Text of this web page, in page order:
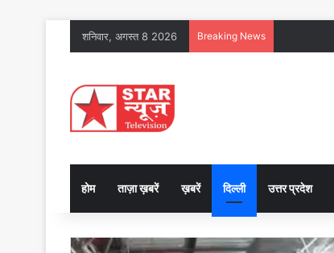
शनिवार, अगस्त 8 2026 Breaking News
होम ताज़ा ख़बरें ख़बरें दिल्ली उत्तर प्रदेश